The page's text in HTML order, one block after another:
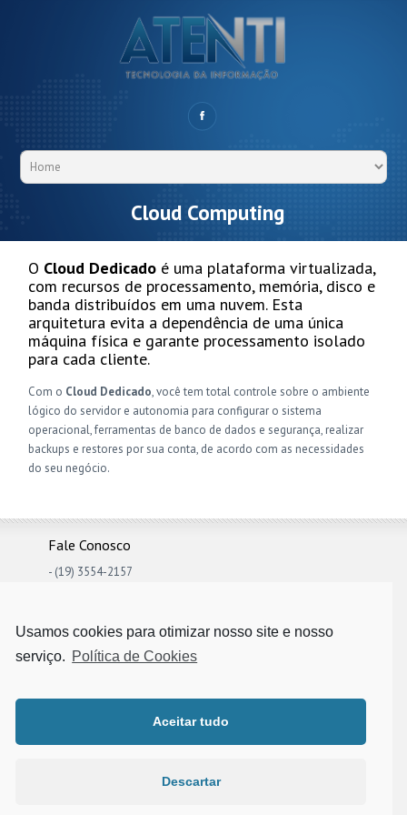
Cloud Computing
O Cloud Dedicado é uma plataforma virtualizada,
com recursos de processamento, memória, disco e
banda distribuídos em uma nuvem. Esta
arquitetura evita a dependência de uma única
máquina física e garante processamento isolado
para cada cliente.
Com o Cloud Dedicado, você tem total controle sobre o ambiente
lógico do servidor e autonomia para configurar o sistema
operacional, ferramentas de banco de dados e segurança, realizar
backups e restores por sua conta, de acordo com as necessidades
do seu negócio.
Fale Conosco
- (19) 3554-2157
Trabalhos Realizados
Infra Linux Rastreadores ServidoresSoluções
Usamos cookies para otimizar nosso site e nosso
serviço. Política de Cookies
Aceitar tudo
Descartar